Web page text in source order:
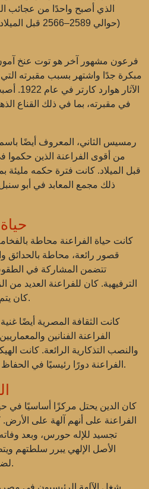
الذي أصبح واحدًا من عجائب
(حوالي
فرعون مشهور آخر هو توت عنخ
مبكرة جدًا واشتهر بسبب مقبرته
الآثار
في مقبرته، بما في ذلك القناع
رمسيس الثاني، المعروف أيضًا
قبل الميلاد. كانت فترة حكمه مليئة
ذلك مجمع المعابد في أبو
كانت حياة الفراعنة محاطة
قصور رائعة، محاطة بالحدائق
تتضمن المشاركة في
الترفيهية. كان للفراعنة العديد من
كان يتم تعيين ورثتهم في سن مبكرة.
كانت الثقافة المصرية أيضًا
الفراعنة الفنانين
والنصب التذكارية الرائعة. كانت
الفراعنة دورًا رئيسيًا في الحفاظ على التقاليد الدينية والقوانين.
كان الدين يحتل مركزًا أساسيًا في
الفراعنة على أنهم آلهة على
تجسيد للإله حورس، وبعد
الأصل الإلهي يبرر سلطتهم
لضمان النظام والرخاء في البلاد.
شغل الآلهة الرئيسيون في